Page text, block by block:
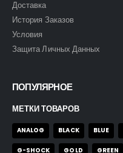
Доставка
История Заказов
Условия
Защита Личных Данных
ПОПУЛЯРНОЕ
МЕТКИ ТОВАРОВ
ANALOG BLACK BLUE
G-SHOCK GOLD GREEN